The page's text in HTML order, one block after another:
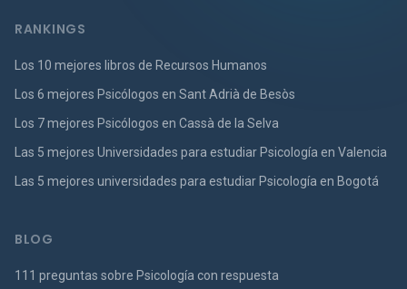
RANKINGS
Los 10 mejores libros de Recursos Humanos
Los 6 mejores Psicólogos en Sant Adrià de Besòs
Los 7 mejores Psicólogos en Cassà de la Selva
Las 5 mejores Universidades para estudiar Psicología en Valencia
Las 5 mejores universidades para estudiar Psicología en Bogotá
BLOG
111 preguntas sobre Psicología con respuesta